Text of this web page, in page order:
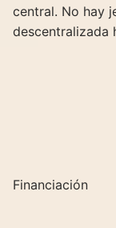
central. No hay
descentralizada
Financiación